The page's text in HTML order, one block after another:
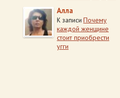
Алла
К записи Почему
каждой женщине
стоит приобрести
угги